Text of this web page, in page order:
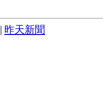
昨天新聞